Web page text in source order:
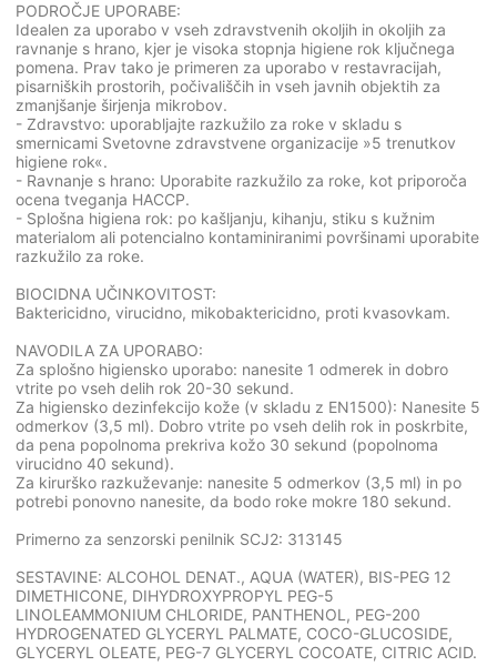
PODROČJE UPORABE:
Idealen za uporabo v vseh zdravstvenih okoljih in okoljih za
ravnanje s hrano, kjer je visoka stopnja higiene rok ključnega
pomena. Prav tako je primeren za uporabo v restavracijah,
pisarniških prostorih, počivališčih in vseh javnih objektih za
zmanjšanje širjenja mikrobov.
- Zdravstvo: uporabljajte razkužilo za roke v skladu s
smernicami Svetovne zdravstvene organizacije »5 trenutkov
higiene rok«.
- Ravnanje s hrano: Uporabite razkužilo za roke, kot priporoča
ocena tveganja HACCP.
- Splošna higiena rok: po kašljanju, kihanju, stiku s kužnim
materialom ali potencialno kontaminiranimi površinami uporabite
razkužilo za roke.
BIOCIDNA UČINKOVITOST:
Baktericidno, virucidno, mikobaktericidno, proti kvasovkam.
NAVODILA ZA UPORABO:
Za splošno higiensko uporabo: nanesite 1 odmerek in dobro
vtrite po vseh delih rok 20-30 sekund.
Za higiensko dezinfekcijo kože (v skladu z EN1500): Nanesite 5
odmerkov (3,5 ml). Dobro vtrite po vseh delih rok in poskrbite,
da pena popolnoma prekriva kožo 30 sekund (popolnoma
virucidno 40 sekund).
Za kirurško razkuževanje: nanesite 5 odmerkov (3,5 ml) in po
potrebi ponovno nanesite, da bodo roke mokre 180 sekund.
Primerno za senzorski penilnik SCJ2: 313145
SESTAVINE: ALCOHOL DENAT., AQUA (WATER), BIS-PEG 12
DIMETHICONE, DIHYDROXYPROPYL PEG-5
LINOLEAMMONIUM CHLORIDE, PANTHENOL, PEG-200
HYDROGENATED GLYCERYL PALMATE, COCO-GLUCOSIDE,
GLYCERYL OLEATE, PEG-7 GLYCERYL COCOATE, CITRIC ACID.